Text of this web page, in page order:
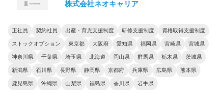
株式会社ネオキャリア
正社員 契約社員 出産・育児支援制度 研修支援制度 資格取得支援制度
ストックオプション 東京都 大阪府 愛知県 福岡県 宮崎県 宮城県
神奈川県 千葉県 埼玉県 北海道 岡山県 群馬県 栃木県 茨城県
新潟県 石川県 長野県 静岡県 京都府 兵庫県 広島県 熊本県
鹿児島県 沖縄県 山梨県 福島県 香川県 岩手県